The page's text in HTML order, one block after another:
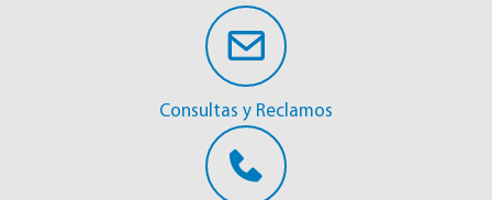
Consultas y Reclamos